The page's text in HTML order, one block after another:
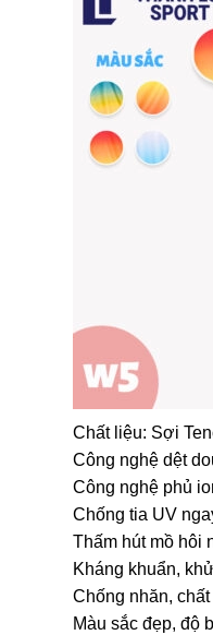
Chất liệu: Sợi
Công nghệ dệt
Công nghệ phủ
Chống tia UV
Thấm hút mồ hôi
Kháng khuẩn,
Chống nhăn,
Màu sắc đẹp, độ